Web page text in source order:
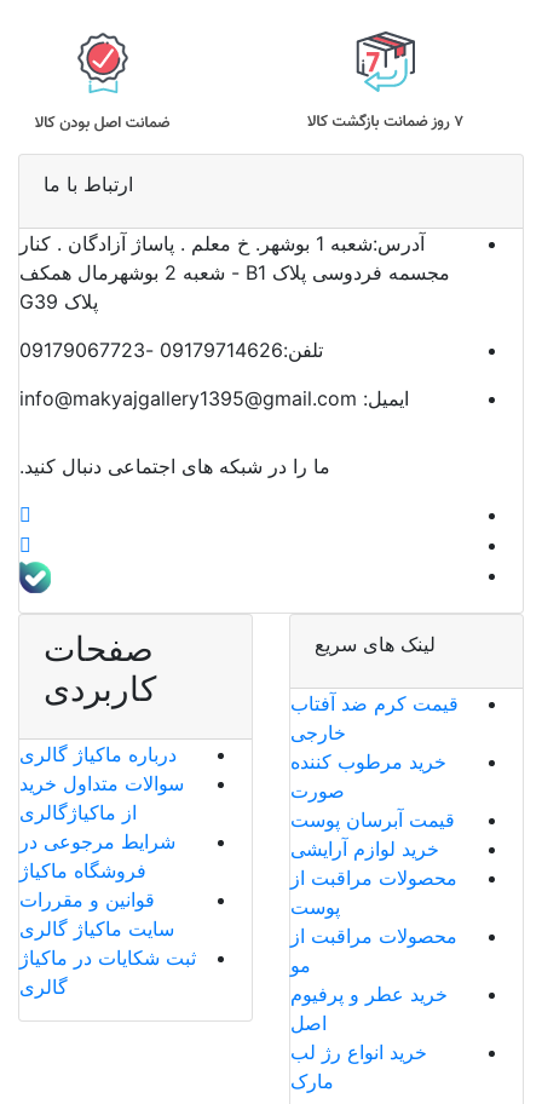
ارتباط با ما
آدرس:
شعبه 1 بوشهر. خ معلم . پاساژ آزادگان . کنار
مجسمه فردوسی پلاک B1 - شعبه 2 بوشهرمال همکف
پلاک G39
تلفن:09179714626 -09179067723
ایمیل:
ما را در شبکه های اجتماعی دنبال کنید.
لینک های سریع
قیمت کرم ضد آفتاب
خارجی
خرید مرطوب کننده
صورت
قیمت آبرسان پوست
خرید لوازم آرایشی
محصولات مراقبت از
پوست
محصولات مراقبت از
مو
خرید عطر و پرفیوم
اصل
خرید انواع رژ لب
مارک
صفحات
کاربردی
درباره ماکیاژ گالری
سوالات متداول خرید
از ماکیاژگالری
شرایط مرجوعی در
فروشگاه ماکیاژ
قوانین و مقررات
سایت ماکیاژ گالری
ثبت شکایات در ماکیاژ
گالری